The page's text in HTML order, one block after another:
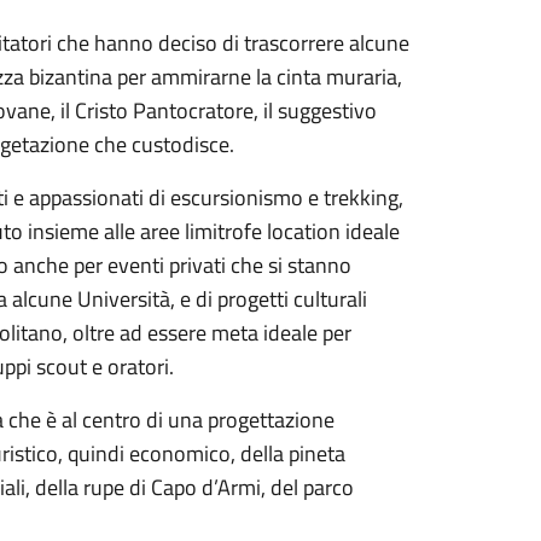
che hanno deciso di trascorrere alcune
bizantina per ammirarne la cinta muraria,
il Cristo Pantocratore, il suggestivo
che custodisce.
appassionati di escursionismo e trekking,
insieme alle aree limitrofe location ideale
per eventi privati che si stanno
Università, e di progetti culturali
oltre ad essere meta ideale per
scout e oratori.
è al centro di una progettazione
quindi economico, della pineta
della rupe di Capo d’Armi, del parco